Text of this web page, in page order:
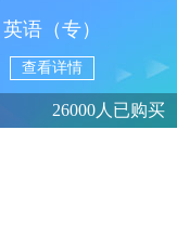
英语（专）
查看详情
26000人已购买